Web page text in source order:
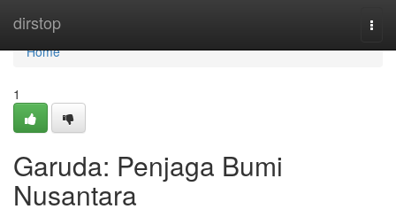
dirstop
Home
Home
1
Garuda: Penjaga Bumi
Nusantara